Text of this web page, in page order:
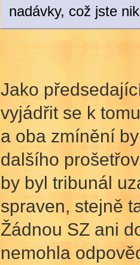
nadávky, což jste
Jako
vyjádřit se k
a oba zmínění
dalšího
by byl tribunál
spraven, stejně
Žádnou SZ ani
nemohla